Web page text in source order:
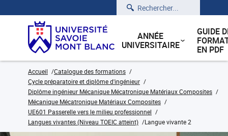
Rechercher
ANNÉE
UNIVERSITAIRE
GUIDE
EN PDF
Accueil
Catalogue des formations
Cycle préparatoire et diplôme d'ingénieur
Diplôme ingénieur Mécanique Mécatronique Matériaux Composites
Mécanique Mécatronique Matériaux Composites
UE601 Passerelle vers le milieu professionnel
Langues vivantes (Niveau TOEIC atteint)
Langue vivante 2